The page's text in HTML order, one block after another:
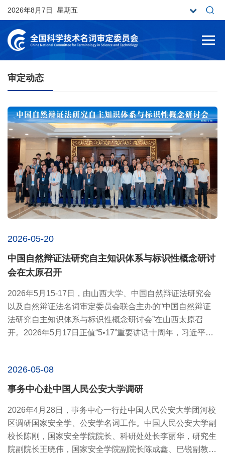
2026年8月7日 星期五
审定动态
2026-05-20
中国自然辩证法研究自主知识体系与标识性概念研讨
会在太原召开
2026年5月15-17日，由山西大学、中国自然辩证法研究会
以及自然辩证法名词审定委员会联合主办的“中国自然辩证
法研究自主知识体系与标识性概念研讨会”在山西太原召
开。2026年5月17日正值“5•17”重要讲话十周年，习近平总
2026-05-08
事务中心赴中国人民公安大学调研
2026年4月28日，事务中心一行赴中国人民公安大学团河校
区调研国家安全学、公安学名词工作。中国人民公安大学副
校长陈刚，国家安全学院院长、科研处处长李丽华，研究生
院副院长王晓伟，国家安全学院副院长陈成鑫、巴锐副教